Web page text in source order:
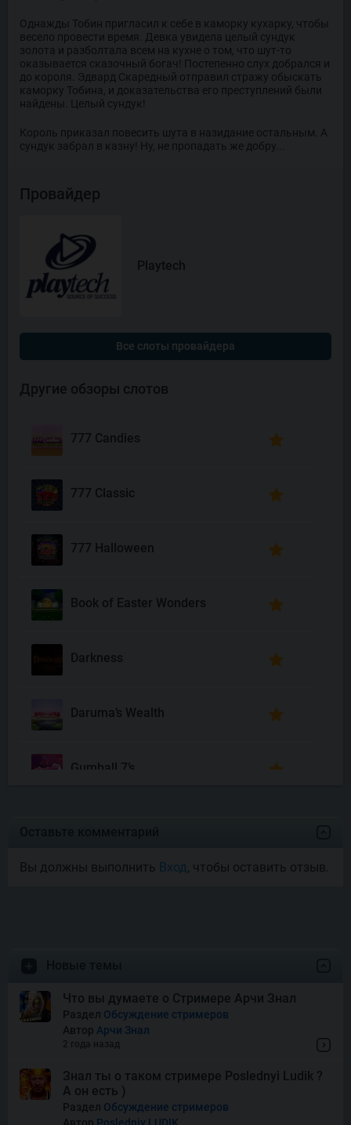
Однажды Тобин пригласил к себе в каморку кухарку, чтобы
весело провести время. Девка увидела целый сундук
золота и разболтала всем на кухне о том, что шут-то
оказывается сказочный богач! Постепенно слух добрался и
до короля. Эдвард Скаредный отправил стражу обыскать
каморку Тобина, и доказательства его преступлений были
найдены. Целый сундук!
Король приказал повесить шута в назидание остальным. А
сундук забрал в казну! Ну, не пропадать же добру...
Провайдер
Playtech
Все слоты провайдера
Другие обзоры слотов
777 Candies
777 Classic
777 Halloween
Book of Easter Wonders
Darkness
Daruma’s Wealth
Gumball 7’s
Money Mariachi Infinity
Snake’s Gold Dream Drop
Squish
Вы должны выполнить Вход, чтобы оставить отзыв.
Что вы думаете о Стримере Арчи Знал
Раздел Обсуждение стримеров
Автор Арчи Знал
2 года назад
Знал ты о таком стримере Poslednyi Ludik ?
А он есть )
Раздел Обсуждение стримеров